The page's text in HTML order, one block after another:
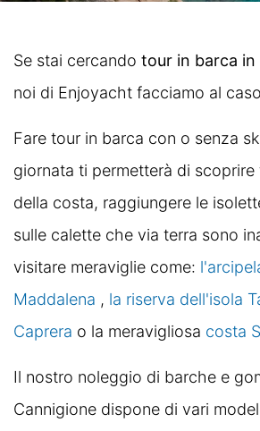
Se stai cercando tour in barca in
noi di Enjoyacht facciamo al
Fare tour in barca con o senza
giornata ti permetterà di scoprire
della costa, raggiungere le
sulle calette che via terra sono
visitare meraviglie come:
Maddalena , la riserva dell'isola
Caprera o la meravigliosa costa
Il nostro noleggio di barche e
Cannigione dispone di vari